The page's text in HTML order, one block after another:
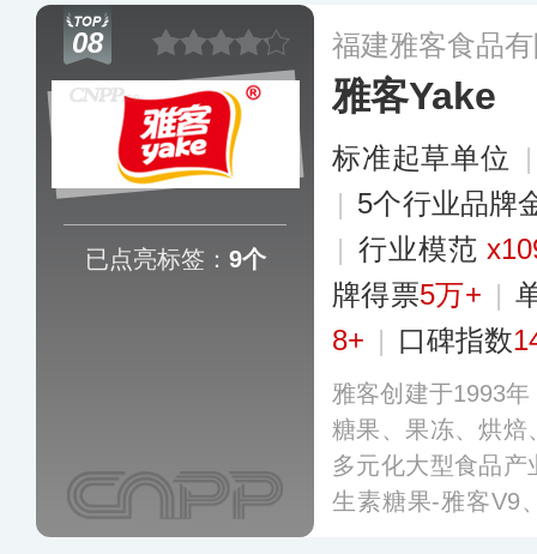
大系列200多个品
和地区。更多
08
已点亮标签： 9个
福建雅客食品
雅客Yake
标准起草单位
| 5个行业品牌
| 行业模范
牌得票5万+ |
8+ | 口碑指数
雅客创建于1993
糖果、果冻、烘焙
多元化大型食品
生素糖果-雅客V9